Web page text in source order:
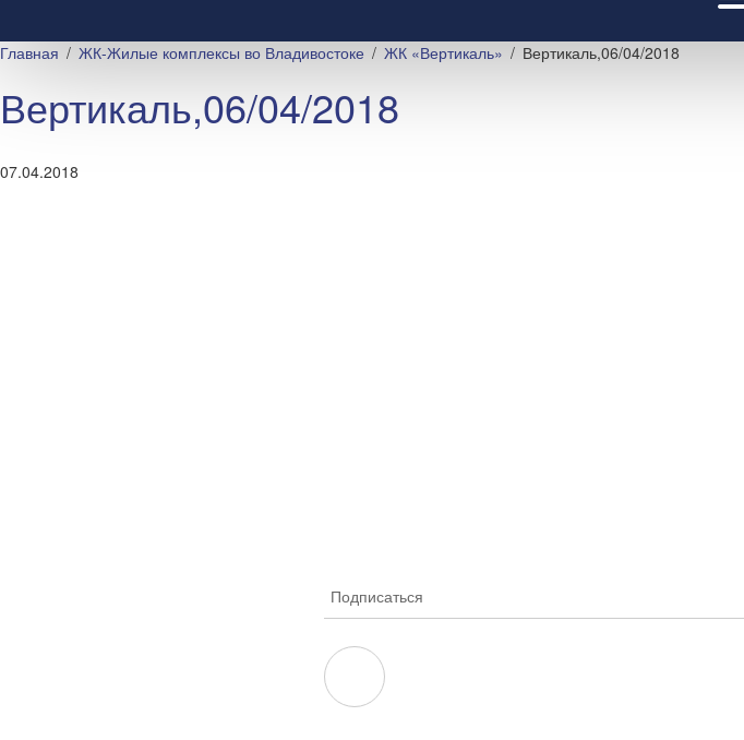
Главная ЖК-Жилые комплексы во Владивостоке ЖК «Вертикаль» Вертикаль,06/04/2018
Вертикаль,06/04/2018
07.04.2018
Подписаться